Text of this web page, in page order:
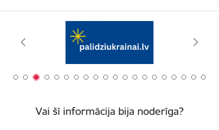
Vai šī informācija bija noderīga?